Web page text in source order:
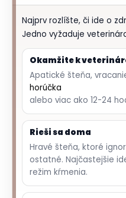
Najprv rozlíšte, či ide o
Jedno vyžaduje
Okamžite k
Apatické šteňa,
horúčka
alebo viac ako 12-24
Rieši sa doma
Hravé šteňa, ktoré
ostatné. Najčastejšie
režim kŕmenia.
p